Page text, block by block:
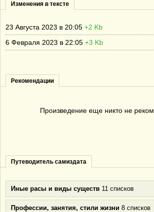
Изменения в тексте
23 Августа 2023 в 20:05 +2 Kb
6 Февраля 2023 в 22:05 +3 Kb
Рекомендации
Произведение еще никто не
Путеводитель самиздата
Иные расы и виды существ 11 списков
Профессии, занятия, стили жизни 8 списков